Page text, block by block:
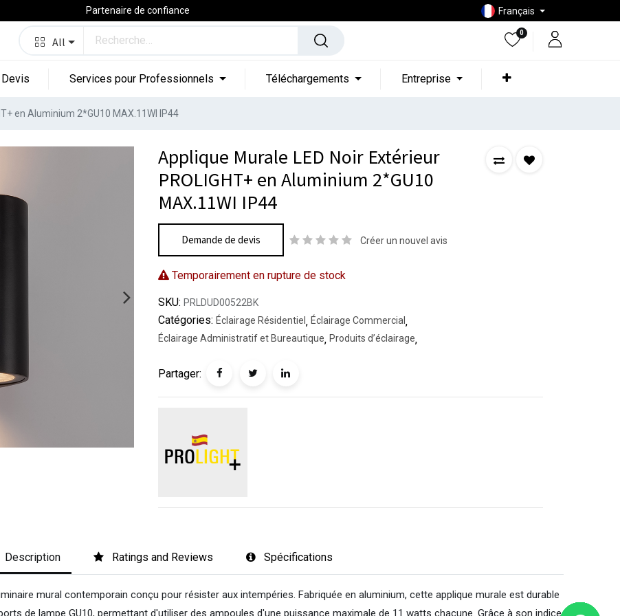
Partenaire de confiance Français
All
0
Devis Services pour Professionnels Téléchargements Entreprise
en Aluminium 2*GU10 MAX.11WI IP44
Applique Murale LED Noir Extérieur
PROLIGHT+ en Aluminium 2*GU10
MAX.11WI IP44
Demande de devis Créer un nouvel avis
Temporairement en rupture de stock
SKU: PRLDUD00522BK
Catégories: Éclairage Résidentiel , Éclairage Commercial ,
Éclairage Administratif et Bureautique, Produits d’éclairage,
Partager:
Description Ratings and Reviews Spécifications
mural contemporain conçu pour résister aux intempéries. Fabriquée en aluminium, cette applique murale est durable
de lampe GU10, permettant d'utiliser des ampoules d'une puissance maximale de 11 watts chacune. Grâce à son indice